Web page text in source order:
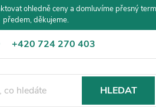
ohledně ceny a domluvíme přesný
předem, děkujeme.
+420 724 270 403
HLEDAT